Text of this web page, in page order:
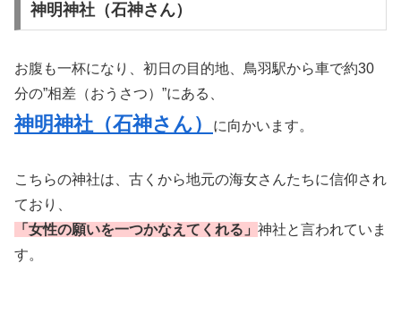
神明神社（石神さん）
お腹も一杯になり、初日の目的地、鳥羽駅から車で約30
分の”相差（おうさつ）”にある、
神明神社（石神さん） に向かいます。
こちらの神社は、古くから地元の海女さんたちに信仰され
ており、
「女性の願いを一つかなえてくれる」 神社と言われていま
す。